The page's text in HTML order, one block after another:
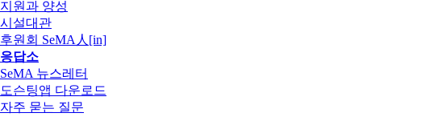
지원과 양성
시설대관
후원회 SeMA人[in]
응답소
SeMA 뉴스레터
도슨팅앱 다운로드
자주 묻는 질문